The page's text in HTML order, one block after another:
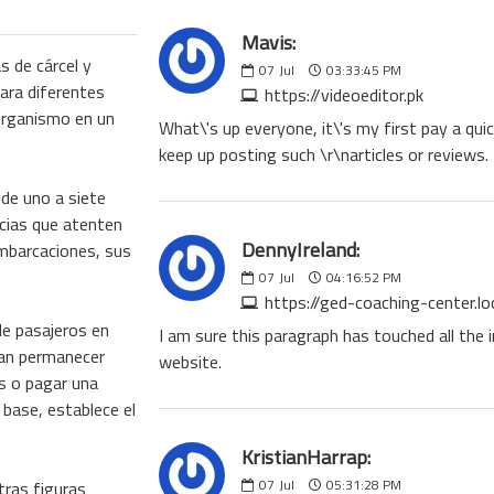
de cárcel y
diferentes
en un
uno a siete
que atenten
sus
pasajeros en
permanecer
o pagar una
establece el
figuras
Mavis:
07 Jul 03:33:45 PM
https://videoeditor.pk
What\'s up everyone, it\'s my first pay a
keep up posting such \r\narticles or reviews.
DennyIreland:
07 Jul 04:16:52 PM
https://ged-coaching-
I am sure this paragraph has touched all
website.
KristianHarrap:
07 Jul 05:31:28 PM